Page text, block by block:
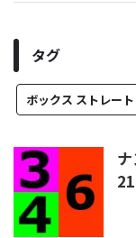
タグ
ボックス ストレー